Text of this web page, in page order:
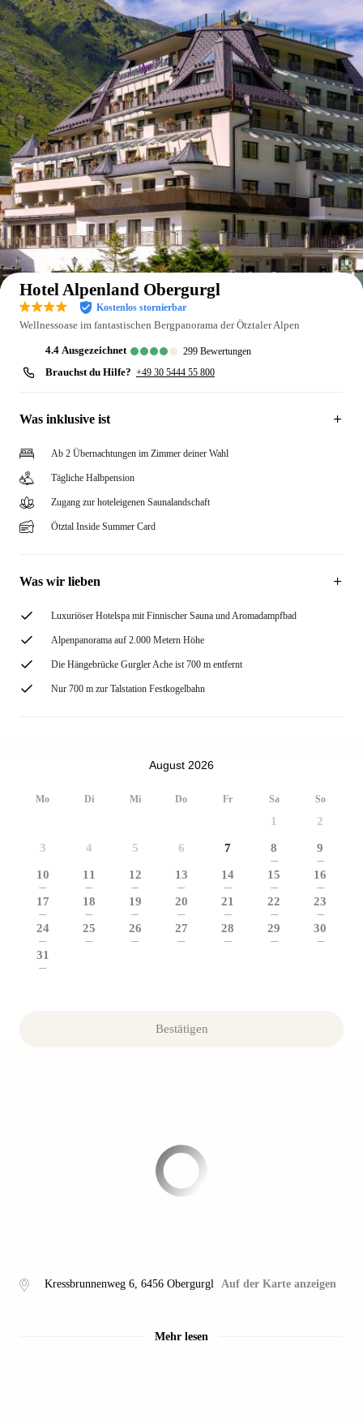
Auf der Karte anzeigen
Hotel Alpenland Obergurgl
Kostenlos stornierbar
Wellnessoase im fantastischen Bergpanorama der Ötztaler Alpen
4.4 ausgezeichnet 299 Bewertungen
Brauchst du Hilfe? +49 30 5444 55 800
Was inklusive ist
Ab 2 Übernachtungen im Zimmer deiner Wahl
Tägliche Halbpension
Zugang zur hoteleigenen Saunalandschaft
Ötztal Inside Summer Card
Was wir lieben
Luxuriöser Hotelspa mit Finnischer Sauna und Aromadampfbad
Alpenpanorama auf 2.000 Metern Höhe
Die Hängebrücke Gurgler Ache ist 700 m entfernt
Nur 700 m zur Talstation Festkogelbahn
August 2026
Mo Di Mi Do Fr Sa So
1 2
3 4 5 6 7 8
---
9
---
10
---
11
---
12
---
13
---
14
---
15
---
16
---
17
---
18
---
19
---
20
---
21
---
22
---
23
---
24
---
25
---
26
---
27
---
28
---
29
---
30
---
31
---
Bestätigen
Kressbrunnenweg 6, 6456 Obergurgl Auf der Karte anzeigen
Mehr lesen